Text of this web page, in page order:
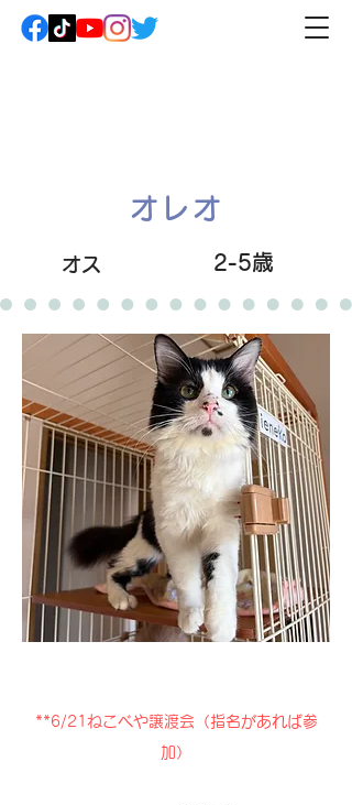
オレオ
オス 2-5歳
**6/21ねこべや譲渡会（指名があれば参
加）